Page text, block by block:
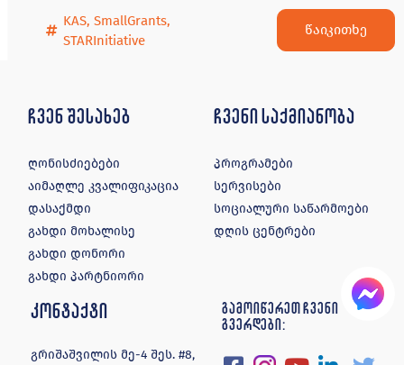
KAS, SmallGrants,
STARInitiative
წაიკითხე
ჩვენ შესახებ
ღონისძიებები
აიმაღლე კვალიფიკაცია
დასაქმდი
გახდი მოხალისე
გახდი დონორი
გახდი პარტნიორი
ჩვენი საქმიანობა
პროგრამები
სერვისები
სოციალური საწარმოები
დღის ცენტრები
კონტაქტი
გრიშაშვილის მე-4 შეს. #8,
გამოიწერეთ ჩვენი
გვერდები: